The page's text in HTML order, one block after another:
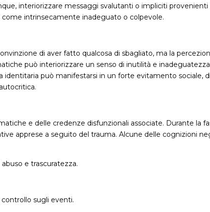
interiorizzare messaggi svalutanti o impliciti provenienti
come intrinsecamente inadeguato o colpevole.
di aver fatto qualcosa di sbagliato, ma la
può interiorizzare un senso di inutilità e
può manifestarsi in un forte evitamento sociale,
e delle credenze disfunzionali associate. Durante la
apprese a seguito del trauma. Alcune delle cognizioni
e trascuratezza.
sugli eventi.